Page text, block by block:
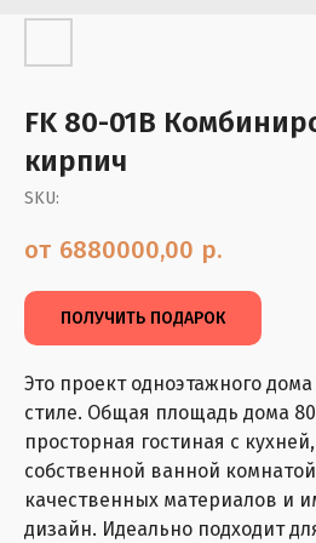
FK 80-01B
кирпич
SKU:
6880000,00 р.
ПОЛУЧИТЬ ПОДАРОК
Это проект одноэтажного
стиле. Общая площадь дома 80
просторная гостиная с
собственной ванной
качественных материалов и
дизайн. Идеально подходит